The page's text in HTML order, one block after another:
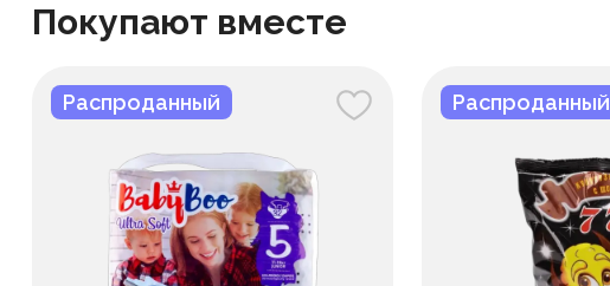
Покупают вместе
Распроданный Распроданный